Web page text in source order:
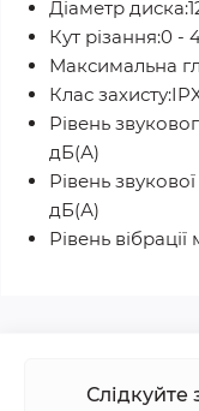
Діаметр
Кут різання:0 -
Максимальна
Клас
Рівень
дБ(А)
Рівень
дБ(А)
Рівень вібрації
Слідкуйте